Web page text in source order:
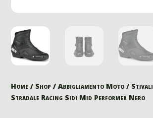
Home / Shop /Abbigliamento Moto / Stivali
Stradale Racing Sidi Mid Performer Nero